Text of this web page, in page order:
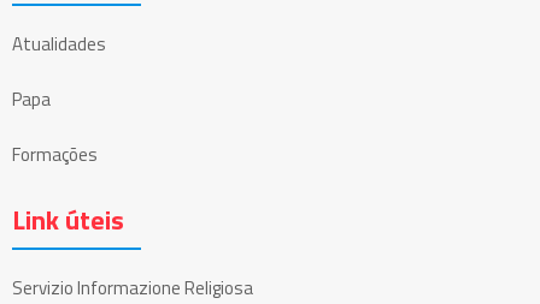
Atualidades
Papa
Formações
Link úteis
Servizio Informazione Religiosa